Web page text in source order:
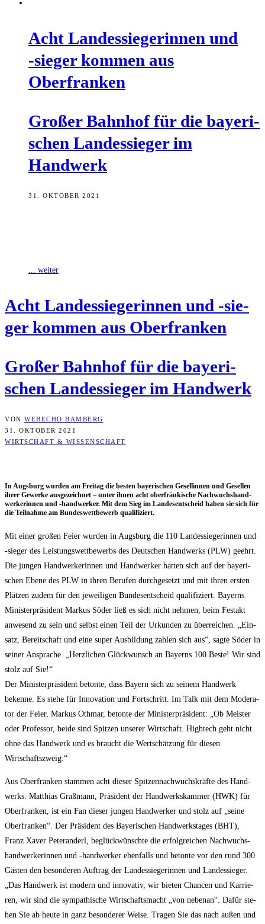
Acht Lan­des­sie­ge­rin­nen und
‑sie­ger kom­men aus
Oberfranken
Gro­ßer Bahn­hof für die baye­ri­
schen Lan­des­sie­ger im
Handwerk
31. OKTOBER 2021
... weiter
Acht Lan­des­sie­ge­rin­nen und ‑sie­
ger kom­men aus Oberfranken
Gro­ßer Bahn­hof für die baye­ri­
schen Lan­des­sie­ger im Handwerk
VON WEBECHO BAMBERG
31. OKTOBER 2021
WIRTSCHAFT & WISSENSCHAFT
In Augs­burg wur­den am Frei­tag die bes­ten baye­ri­schen Gesel­lin­nen und Gesel­len
ihrer Gewer­ke aus­ge­zeich­net – unter ihnen acht ober­frän­ki­sche Nach­wuchs­hand­
wer­ke­rin­nen und ‑hand­wer­ker. Mit dem Sieg im Lan­des­ent­scheid haben sie sich für
die Teil­nah­me am Bun­des­wett­be­werb qualifiziert.
Mit einer gro­ßen Fei­er wur­den in Augs­burg die 110 Lan­des­sie­ge­rin­nen und
‑sie­ger des Leis­tungs­wett­be­werbs des Deut­schen Hand­werks (PLW) geehrt.
Die jun­gen Hand­wer­ke­rin­nen und Hand­wer­ker hat­ten sich auf der baye­ri­
schen Ebe­ne des PLW in ihren Beru­fen durch­ge­setzt und mit ihren ers­ten
Plät­zen zudem für den jewei­li­gen Bun­des­ent­scheid qua­li­fi­ziert. Bay­erns
Minis­ter­prä­si­dent Mar­kus Söder ließ es sich nicht neh­men, beim Fest­akt
anwe­send zu sein und selbst einen Teil der Urkun­den zu über­rei­chen. „Ein­
satz, Bereit­schaft und eine super Aus­bil­dung zah­len sich aus“, sag­te Söder in
sei­ner Anspra­che. „Herz­li­chen Glück­wunsch an Bay­erns 100 Bes­te! Wir sind
stolz auf Sie!“
Der Minis­ter­prä­si­dent beton­te, dass Bay­ern sich zu sei­nem Hand­werk
beken­ne. Es ste­he für Inno­va­ti­on und Fort­schritt. Im Talk mit dem Mode­ra­
tor der Fei­er, Mar­kus Oth­mar, beton­te der Minis­ter­prä­si­dent: „Ob Meis­ter
oder Pro­fes­sor, bei­de sind Spit­zen unse­rer Wirt­schaft. High­tech geht nicht
ohne das Hand­werk und es braucht die Wert­schät­zung für die­sen
Wirtschaftszweig.“
Aus Ober­fran­ken stam­men acht die­ser Spit­zen­nach­wuchs­kräf­te des Hand­
werks. Mat­thi­as Graß­mann, Prä­si­dent der Hand­werks­kam­mer (HWK) für
Ober­fran­ken, ist ein Fan die­ser jun­gen Hand­wer­ker und stolz auf „sei­ne
Ober­fran­ken“. Der Prä­si­dent des Baye­ri­schen Hand­werks­ta­ges (BHT),
Franz Xaver Peteran­derl, beglück­wünsch­te die erfolg­rei­chen Nach­wuchs­
hand­wer­ke­rin­nen und ‑hand­wer­ker eben­falls und beton­te vor den rund 300
Gäs­ten den beson­de­ren Auf­trag der Lan­des­sie­ge­rin­nen und Lan­des­sie­ger.
„Das Hand­werk ist modern und inno­va­tiv, wir bie­ten Chan­cen und Kar­rie­
ren, wir sind die sym­pa­thi­sche Wirt­schafts­macht „von neben­an“. Dafür ste­
hen Sie ab heu­te in ganz beson­de­rer Wei­se. Tra­gen Sie das nach außen und